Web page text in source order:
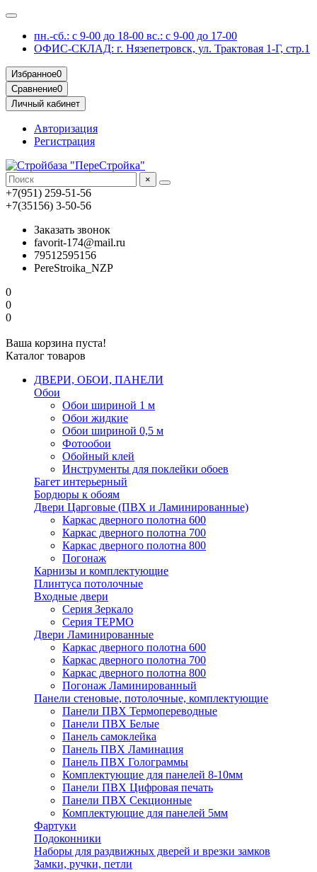
пн.-сб.: с 9-00 до 18-00 вс.: с 9-00 до 17-00
ОФИС-СКЛАД: г. Нязепетровск, ул. Трактовая 1-Г, стр.1
Избранное0
Сравнение0
Личный кабинет
Авторизация
Регистрация
×
+7(951) 259-51-56
+7(35156) 3-50-56
Заказать звонок
favorit-174@mail.ru
79512595156
PereStroika_NZP
0
0
0
Ваша корзина пуста!
Каталог товаров
ДВЕРИ, ОБОИ, ПАНЕЛИ
Обои
Обои шириной 1 м
Обои жидкие
Обои шириной 0,5 м
Фотообои
Обойный клей
Инструменты для поклейки обоев
Багет интерьерный
Бордюры к обоям
Двери Царговые (ПВХ и Ламинированные)
Каркас дверного полотна 600
Каркас дверного полотна 700
Каркас дверного полотна 800
Погонаж
Карнизы и комплектующие
Плинтуса потолочные
Входные двери
Серия Зеркало
Серия ТЕРМО
Двери Ламинированные
Каркас дверного полотна 600
Каркас дверного полотна 700
Каркас дверного полотна 800
Погонаж Ламинированный
Панели стеновые, потолочные, комплектующие
Панели ПВХ Термопереводные
Панели ПВХ Белые
Панель самоклейка
Панель ПВХ Ламинация
Панель ПВХ Голограммы
Комплектующие для панелей 8-10мм
Панели ПВХ Цифровая печать
Панели ПВХ Секционные
Комплектующие для панелей 5мм
Фартуки
Подоконники
Наборы для раздвижных дверей и врезки замков
Замки, ручки, петли